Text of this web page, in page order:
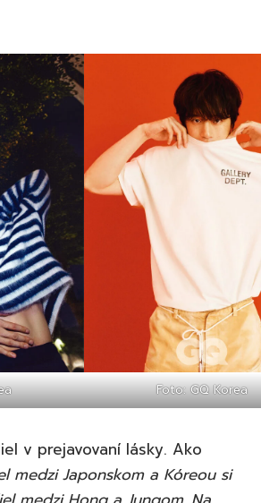
Foto: GQ Korea
v prejavovaní lásky. Ako
medzi Japonskom a Kóreou si